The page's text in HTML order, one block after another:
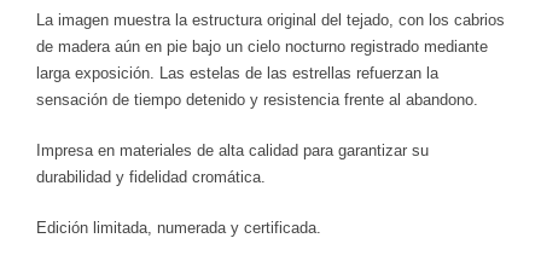
La imagen muestra la estructura original del tejado, con los cabrios
de madera aún en pie bajo un cielo nocturno registrado mediante
larga exposición. Las estelas de las estrellas refuerzan la
sensación de tiempo detenido y resistencia frente al abandono.
Impresa en materiales de alta calidad para garantizar su
durabilidad y fidelidad cromática.
Edición limitada, numerada y certificada.